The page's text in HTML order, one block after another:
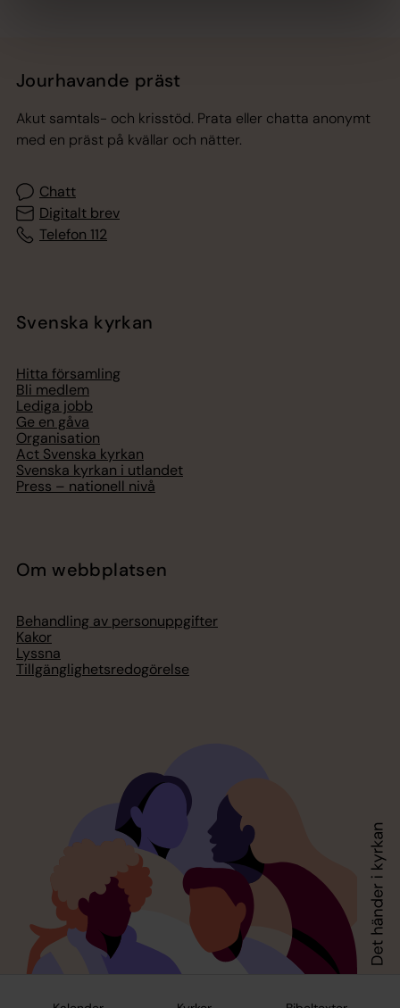
Jourhavande präst
Akut samtals- och krisstöd. Prata eller chatta anonymt
med en präst på kvällar och nätter.
Chatt
Digitalt brev
Telefon 112
Svenska kyrkan
Hitta församling
Bli medlem
Lediga jobb
Ge en gåva
Organisation
Act Svenska kyrkan
Svenska kyrkan i utlandet
Press – nationell nivå
Om webbplatsen
Behandling av personuppgifter
Kakor
Lyssna
Tillgänglighetsredogörelse